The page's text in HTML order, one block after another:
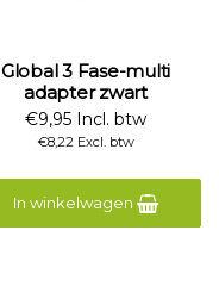
Global 3 Fase-multi
adapter zwart
€9,95 Incl. btw
€8,22 Excl. btw
In winkelwagen